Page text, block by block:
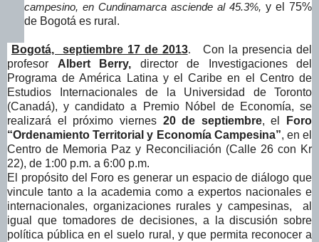
campesino, en Cundinamarca asciende al 45.3%, y el 75%
de Bogotá es rural.
Bogotá, septiembre 17 de 2013.Con la presencia del
profesor Albert Berry, director de Investigaciones del
Programa de América Latina y el Caribe en el Centro de
Estudios Internacionales de la Universidad de Toronto
(Canadá), y candidato a Premio Nóbel de Economía, se
realizará el próximo viernes 20 de septiembre, el
Foro
“Ordenamiento Territorial y Economía Campesina”, en el
Centro de Memoria Paz y Reconciliación (Calle 26 con Kr
22), de 1:00 p.m. a 6:00 p.m.
El propósito del Foro es generar un espacio de diálogo que
vincule tanto a la academia como a expertos nacionales e
internacionales, organizaciones rurales y campesinas, al
igual que tomadores de decisiones, a la discusión sobre
política pública en el suelo rural, y que permita reconocer a